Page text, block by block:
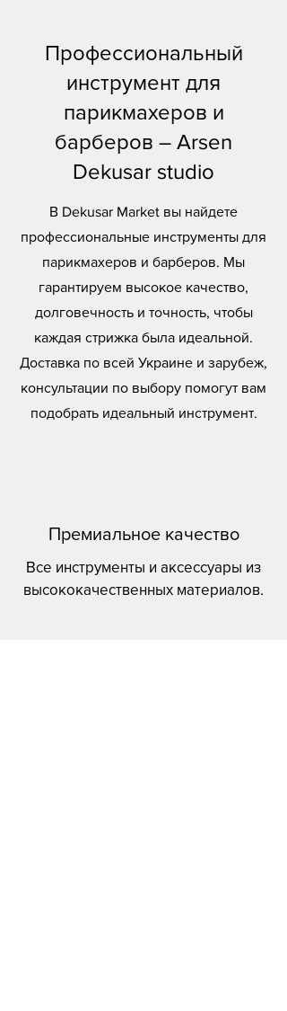
Профессиональный
инструмент для
парикмахеров и
барберов – Arsen
Dekusar studio
В Dekusar Market вы найдете
профессиональные инструменты для
парикмахеров и барберов. Мы
гарантируем высокое качество,
долговечность и точность, чтобы
каждая стрижка была идеальной.
Доставка по всей Украине и зарубеж,
консультации по выбору помогут вам
подобрать идеальный инструмент.
Премиальное качество
Все инструменты и аксессуары из
высококачественных материалов.